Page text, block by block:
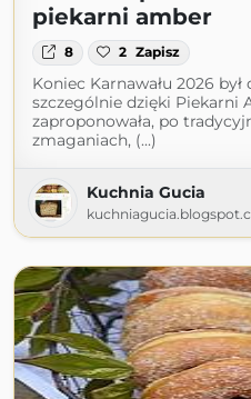
piekarni amber
8 2 Zapisz
Koniec Karnawału 2026
szczególnie dzięki Piekarni
zaproponowała, po
zmaganiach, (...)
Kuchnia Gucia